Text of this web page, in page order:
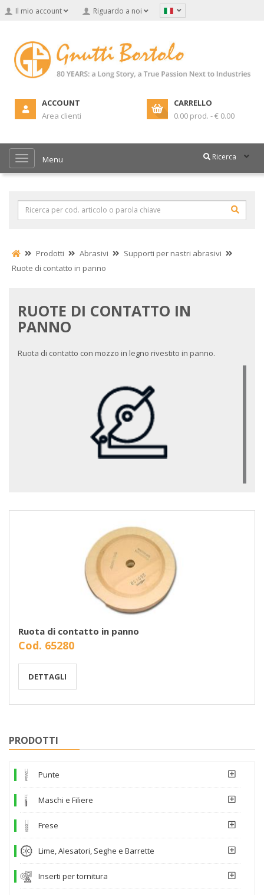
Il mio account Riguardo a noi
ACCOUNT
Area clienti
CARRELLO
0.00 prod. - € 0.00
Menu Ricerca
Prodotti Abrasivi
Supporti per nastri abrasivi
Ruote di contatto in panno
RUOTE DI CONTATTO IN
PANNO
Ruota di contatto con mozzo in legno rivestito in panno.
Ruota di contatto in panno
Cod. 65280
DETTAGLI
PRODOTTI
Punte
Maschi e Filiere
Frese
Lime, Alesatori, Seghe e Barrette
Inserti per tornitura